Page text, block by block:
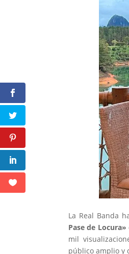
La Real Banda
Pase de Locura»
mil
público amplio y